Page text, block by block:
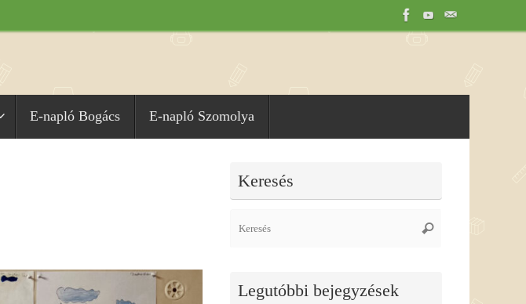
E-napló Bogács E-napló Szomolya
Keresés
Keresés
Legutóbbi bejegyzések